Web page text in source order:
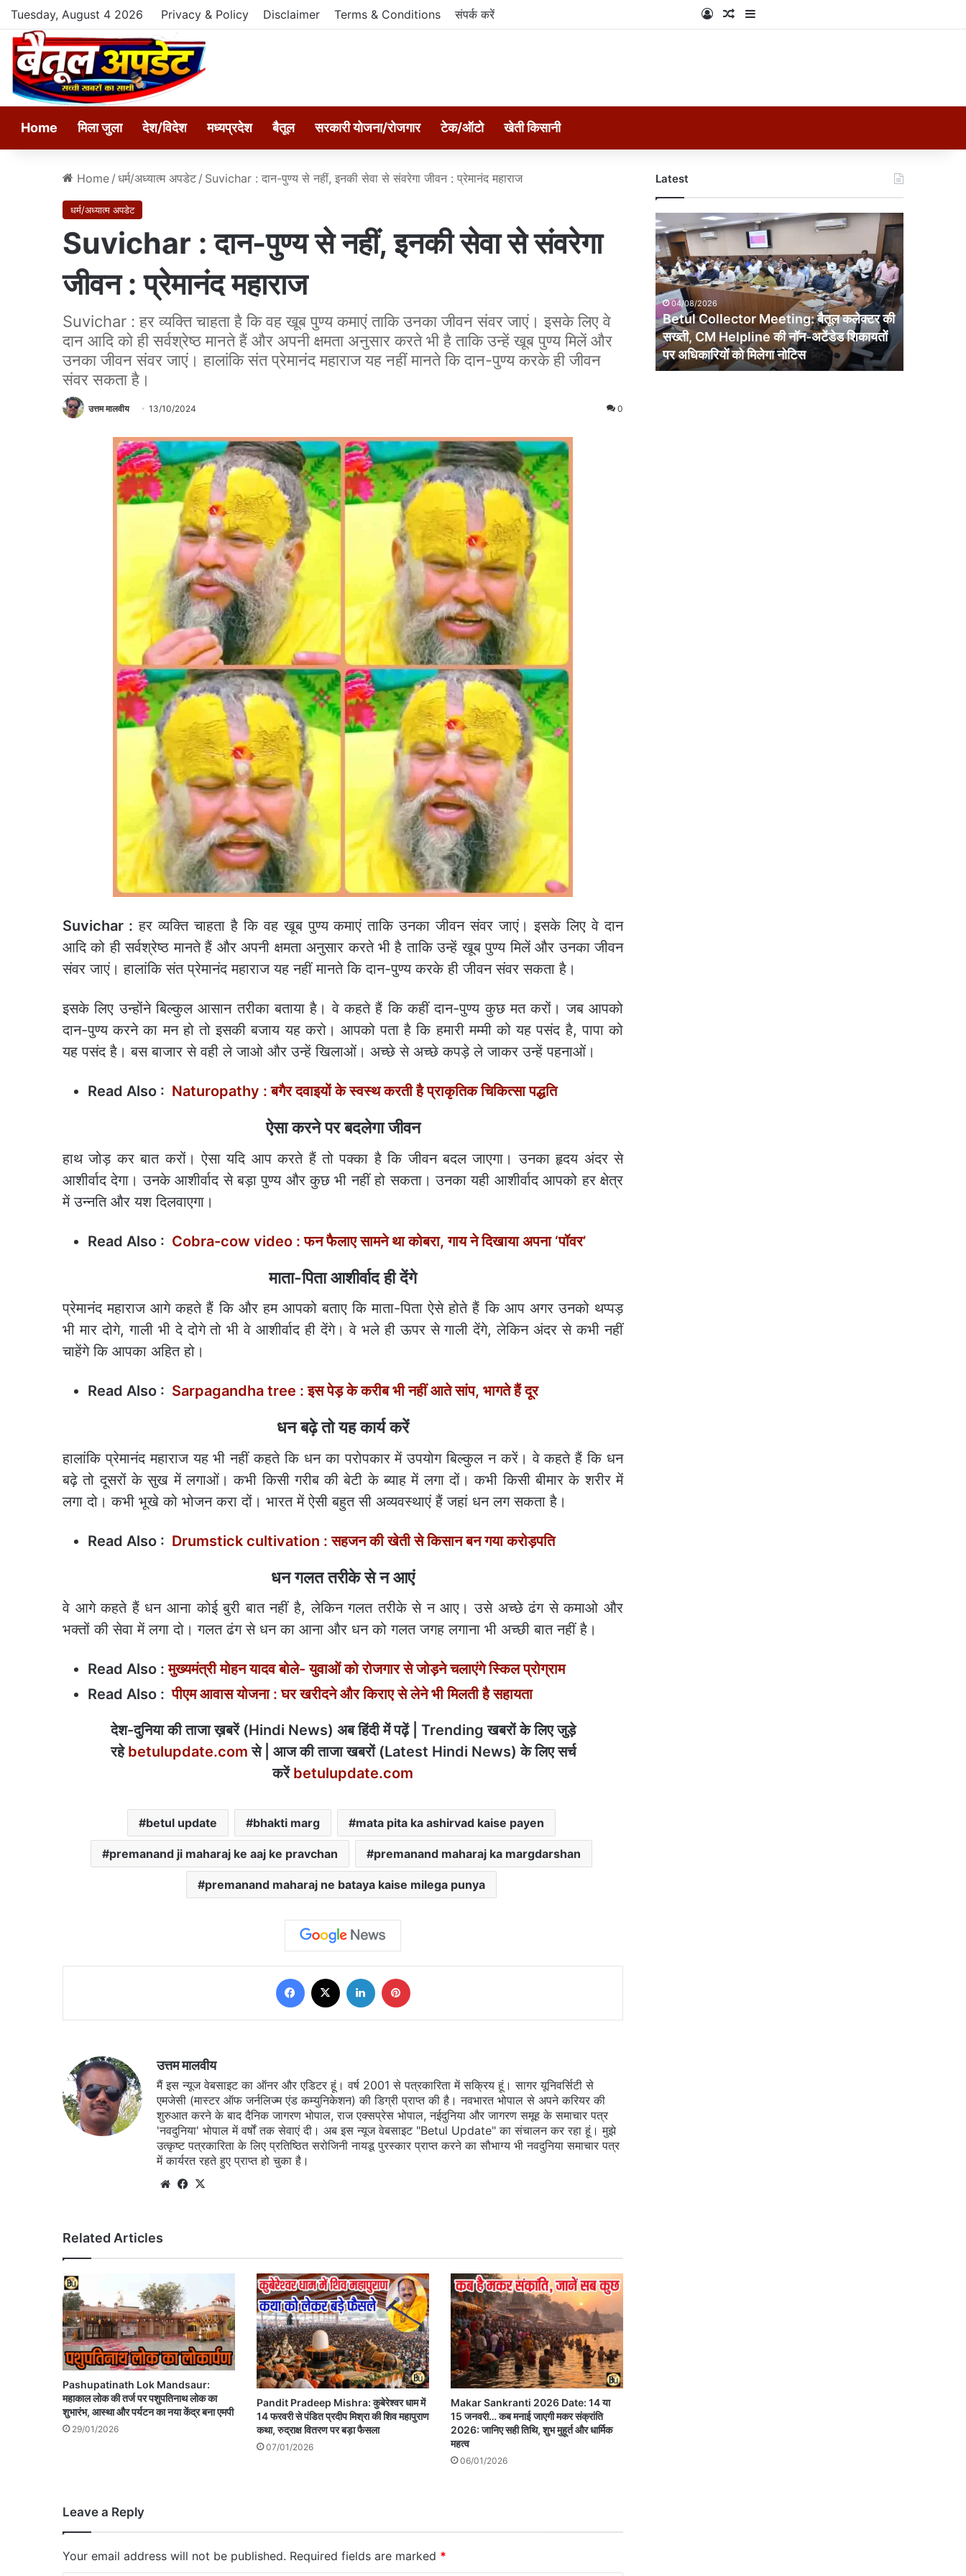
Tuesday, August 4 2026 Privacy & Policy Disclaimer Terms & Conditions संपर्क करें Log InRandom Article
Sidebar
Home मिला जुला देश/विदेश मध्यप्रदेश बैतूल सरकारी योजना/रोजगार टेक/ऑटो खेती किसानी
Home / धर्म/अध्यात्म अपडेट / Suvichar : दान-पुण्य से नहीं, इनकी सेवा से संवरेगा जीवन : प्रेमानंद महाराज
धर्म/अध्यात्म अपडेट
Suvichar : दान-पुण्य से नहीं, इनकी सेवा से संवरेगा
जीवन : प्रेमानंद महाराज
Suvichar : हर व्यक्ति चाहता है कि वह खूब पुण्य कमाएं ताकि उनका जीवन संवर जाएं। इसके लिए वे
दान आदि को ही सर्वश्रेष्ठ मानते हैं और अपनी क्षमता अनुसार करते भी है ताकि उन्हें खूब पुण्य मिलें और
उनका जीवन संवर जाएं। हालांकि संत प्रेमानंद महाराज यह नहीं मानते कि दान-पुण्य करके ही जीवन
संवर सकता है।
उत्तम मालवीय 13/10/2024 0
Suvichar : हर व्यक्ति चाहता है कि वह खूब पुण्य कमाएं ताकि उनका जीवन संवर जाएं। इसके लिए वे दान
आदि को ही सर्वश्रेष्ठ मानते हैं और अपनी क्षमता अनुसार करते भी है ताकि उन्हें खूब पुण्य मिलें और उनका जीवन
संवर जाएं। हालांकि संत प्रेमानंद महाराज यह नहीं मानते कि दान-पुण्य करके ही जीवन संवर सकता है।
इसके लिए उन्होंने बिल्कुल आसान तरीका बताया है। वे कहते हैं कि कहीं दान-पुण्य कुछ मत करों। जब आपको
दान-पुण्य करने का मन हो तो इसकी बजाय यह करो। आपको पता है कि हमारी मम्मी को यह पसंद है, पापा को
यह पसंद है। बस बाजार से वही ले जाओ और उन्हें खिलाओं। अच्छे से अच्छे कपड़े ले जाकर उन्हें पहनाओं।
Read Also : Naturopathy : बगैर दवाइयों के स्वस्थ करती है प्राकृतिक चिकित्सा पद्धति
ऐसा करने पर बदलेगा जीवन
हाथ जोड़ कर बात करों। ऐसा यदि आप करते हैं तो पक्का है कि जीवन बदल जाएगा। उनका हृदय अंदर से
आशीर्वाद देगा। उनके आशीर्वाद से बड़ा पुण्य और कुछ भी नहीं हो सकता। उनका यही आशीर्वाद आपको हर क्षेत्र
में उन्नति और यश दिलवाएगा।
Read Also : Cobra-cow video : फन फैलाए सामने था कोबरा, गाय ने दिखाया अपना ‘पॉवर’
माता-पिता आशीर्वाद ही देंगे
प्रेमानंद महाराज आगे कहते हैं कि और हम आपको बताए कि माता-पिता ऐसे होते हैं कि आप अगर उनको थप्पड़
भी मार दोगे, गाली भी दे दोगे तो भी वे आशीर्वाद ही देंगे। वे भले ही ऊपर से गाली देंगे, लेकिन अंदर से कभी नहीं
चाहेंगे कि आपका अहित हो।
Read Also : Sarpagandha tree : इस पेड़ के करीब भी नहीं आते सांप, भागते हैं दूर
धन बढ़े तो यह कार्य करें
हालांकि प्रेमानंद महाराज यह भी नहीं कहते कि धन का परोपकार में उपयोग बिल्कुल न करें। वे कहते हैं कि धन
बढ़े तो दूसरों के सुख में लगाओं। कभी किसी गरीब की बेटी के ब्याह में लगा दों। कभी किसी बीमार के शरीर में
लगा दो। कभी भूखे को भोजन करा दों। भारत में ऐसी बहुत सी अव्यवस्थाएं हैं जहां धन लग सकता है।
Read Also : Drumstick cultivation : सहजन की खेती से किसान बन गया करोड़पति
धन गलत तरीके से न आएं
वे आगे कहते हैं धन आना कोई बुरी बात नहीं है, लेकिन गलत तरीके से न आए। उसे अच्छे ढंग से कमाओ और
भक्तों की सेवा में लगा दो। गलत ढंग से धन का आना और धन को गलत जगह लगाना भी अच्छी बात नहीं है।
Read Also :मुख्यमंत्री मोहन यादव बोले- युवाओं को रोजगार से जोड़ने चलाएंगे स्किल प्रोग्राम
Read Also :पीएम आवास योजना : घर खरीदने और किराए से लेने भी मिलती है सहायता
देश-दुनिया की ताजा ख़बरें (Hindi News) अब हिंदी में पढ़ें | Trending खबरों के लिए जुड़े
रहे betulupdate.com से | आज की ताजा खबरों (Latest Hindi News) के लिए सर्च
करें betulupdate.com
betul update bhakti marg mata pita ka ashirvad kaise payen
premanand ji maharaj ke aaj ke pravchan premanand maharaj ka margdarshan
premanand maharaj ne bataya kaise milega punya
Facebook LinkedIn
उत्तम मालवीय
मैं इस न्यूज वेबसाइट का ऑनर और एडिटर हूं। वर्ष 2001 से पत्रकारिता में सक्रिय हूं। सागर यूनिवर्सिटी से
एमजेसी (मास्टर ऑफ जर्नलिज्म एंड कम्युनिकेशन) की डिग्री प्राप्त की है। नवभारत भोपाल से अपने करियर की
शुरुआत करने के बाद दैनिक जागरण भोपाल, राज एक्सप्रेस भोपाल, नईदुनिया और जागरण समूह के समाचार पत्र
'नवदुनिया' भोपाल में वर्षों तक सेवाएं दी। अब इस न्यूज वेबसाइट "Betul Update" का संचालन कर रहा हूं। मुझे
उत्कृष्ट पत्रकारिता के लिए प्रतिष्ठित सरोजिनी नायडू पुरस्कार प्राप्त करने का सौभाग्य भी नवदुनिया समाचार पत्र
में कार्यरत रहते हुए प्राप्त हो चुका है।
WebsiteFacebook
Related Articles
Pashupatinath Lok Mandsaur:
महाकाल लोक की तर्ज पर पशुपतिनाथ लोक का
शुभारंभ, आस्था और पर्यटन का नया केंद्र बना एमपी
29/01/2026
Pandit Pradeep Mishra: कुबेरेश्वर धाम में
14 फरवरी से पंडित प्रदीप मिश्रा की शिव महापुराण
कथा, रुद्राक्ष वितरण पर बड़ा फैसला
07/01/2026
Makar Sankranti 2026 Date: 14 या
15 जनवरी… कब मनाई जाएगी मकर संक्रांति
2026: जानिए सही तिथि, शुभ मुहूर्त और धार्मिक
महत्व
06/01/2026
Leave a Reply
Your email address will not be published. Required fields are marked *
Latest
Betul
Collector
Meeting:
बैतूल
कलेक्टर
की
सख्ती,
CM
Helpline
की
नॉन-
04/08/2026
Betul Collector Meeting: बैतूल कलेक्टर की
सख्ती, CM Helpline की नॉन-अटेंडेड शिकायतों
पर अधिकारियों को मिलेगा नोटिस